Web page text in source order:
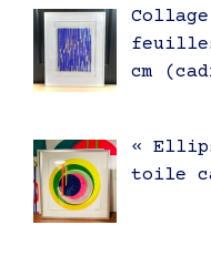
cm
«
toile